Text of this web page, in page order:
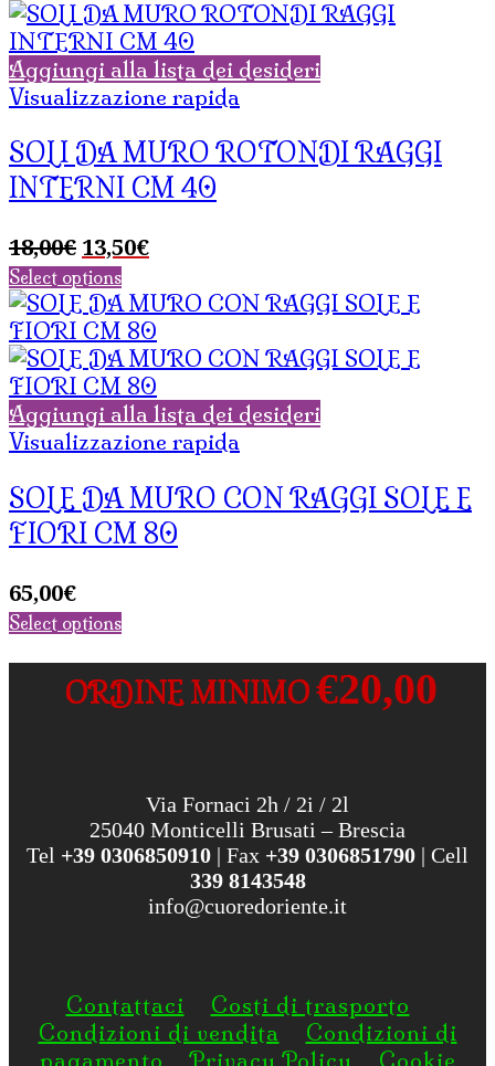
Aggiungi alla lista dei desideri
Visualizzazione rapida
SOLI DA MURO ROTONDI RAGGI
INTERNI CM 40
18,00€ Il
prezzo
originale
era:
18,00€.
13,50€Il
attuale
è:
13,50€.
Select options
Aggiungi alla lista dei desideri
Visualizzazione rapida
SOLE DA MURO CON RAGGI SOLE E
FIORI CM 80
65,00€
Select options
ORDINE MINIMO€20,00
Via Fornaci 2h / 2i / 2l
25040 Monticelli Brusati – Brescia
Tel +39 0306850910 | Fax +39 0306851790 | Cell
339 8143548
info@cuoredoriente.it
Contattaci
Costi di trasporto
Condizioni di vendita
Condizioni di
pagamento
Privacy Policy Cookie